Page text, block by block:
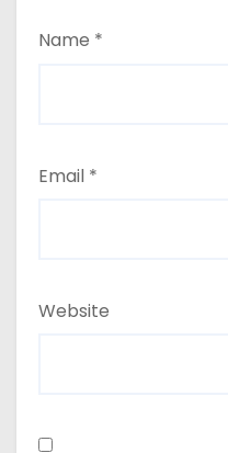
Name *
Email *
Website